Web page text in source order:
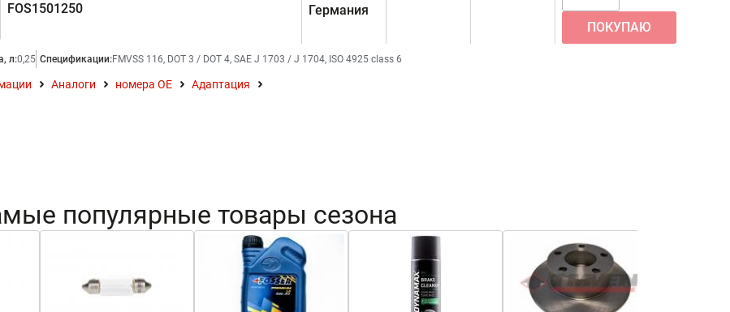
FOS1501250
Германия
л:0,25 Спецификации:FMVSS 116, DOT 3 / DOT 4, SAE J 1703 / J 1704, ISO 4925 class 6
Аналоги номера ОЕ Адаптация
популярные товары сезона